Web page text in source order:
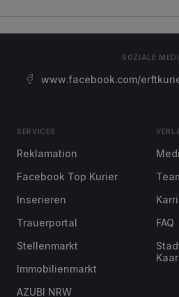
SOZIALE
www.facebook.com/
SERVICES
Reklamation
Facebook Top Kurier
Inserieren
Trauerportal
Stellenmarkt
Immobilienmarkt
AZUBI NRW
FAQ